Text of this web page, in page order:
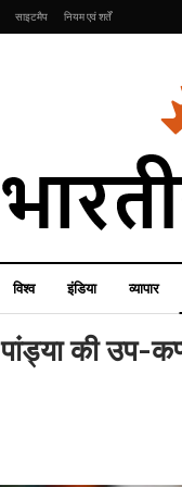
साइटमैप नियम एवं शर्तें
विश्व इंडिया व्यापार
की उप-